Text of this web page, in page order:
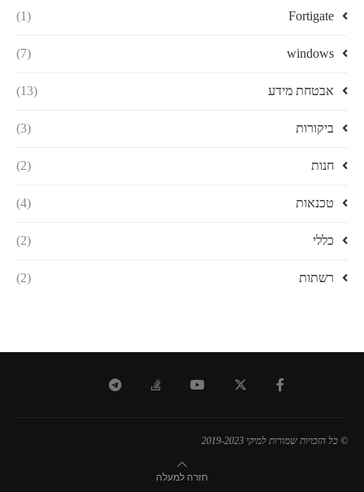
Fortigate
(1)
windows
(7)
אבטחת מידע (13)
ביקורות (3)
חנות (2)
טכנאות (4)
כללי (2)
רשתות (2)
© כל הזכויות שמורות למיקי 2019-2023
חזרה למעלה